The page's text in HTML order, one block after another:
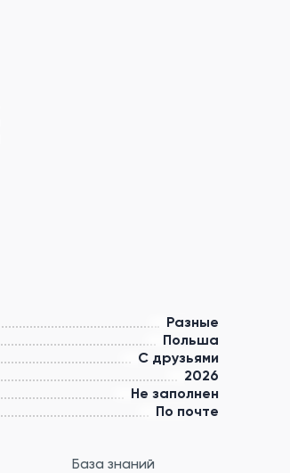
Разные
Польша
С друзьями
2026
Не заполнен
По почте
База знаний